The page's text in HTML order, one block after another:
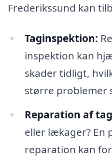
Frederikssund kan
Taginspektion:
inspektion kan
skader tidligt,
større problemer
Reparation af
eller lækager? En
reparation kan